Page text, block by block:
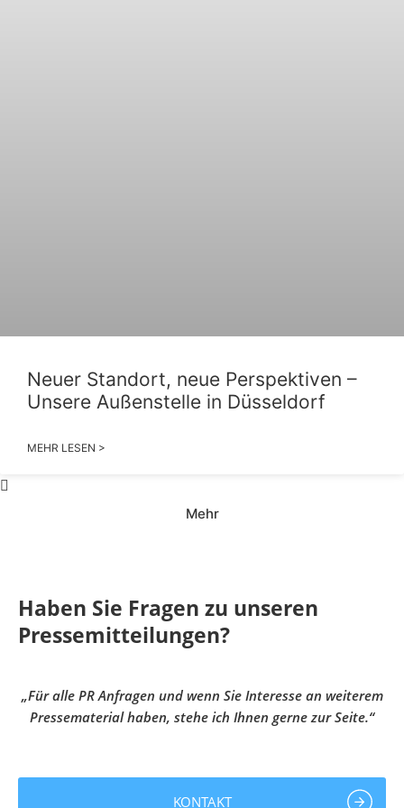
Neuer Standort, neue Perspektiven –
Unsere Außenstelle in Düsseldorf
MEHR LESEN >
Mehr
Haben Sie Fragen zu unseren
Pressemitteilungen?
„Für alle PR Anfragen und wenn Sie Interesse an weiterem
Pressematerial haben, stehe ich Ihnen gerne zur Seite.“
KONTAKT